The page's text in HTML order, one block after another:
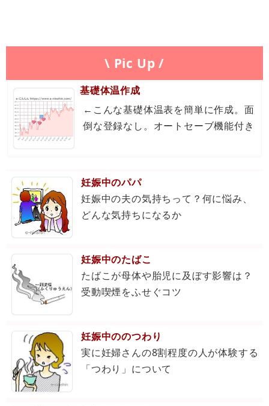
\ Pic Up /
基礎体温作成
←こんな基礎体温表を簡単に作成。面
倒な登録なし。オートセーブ機能付き
妊娠中のパパ
妊娠中の夫の気持ちって？何に悩み、
どんな気持ちになるか
妊娠中のたばこ
たばこが母体や胎児に及ぼす影響は？
受動喫煙をふせぐコツ
妊娠中ののつわり
実に妊婦さんの8割程度の人が体験する
「つわり」について